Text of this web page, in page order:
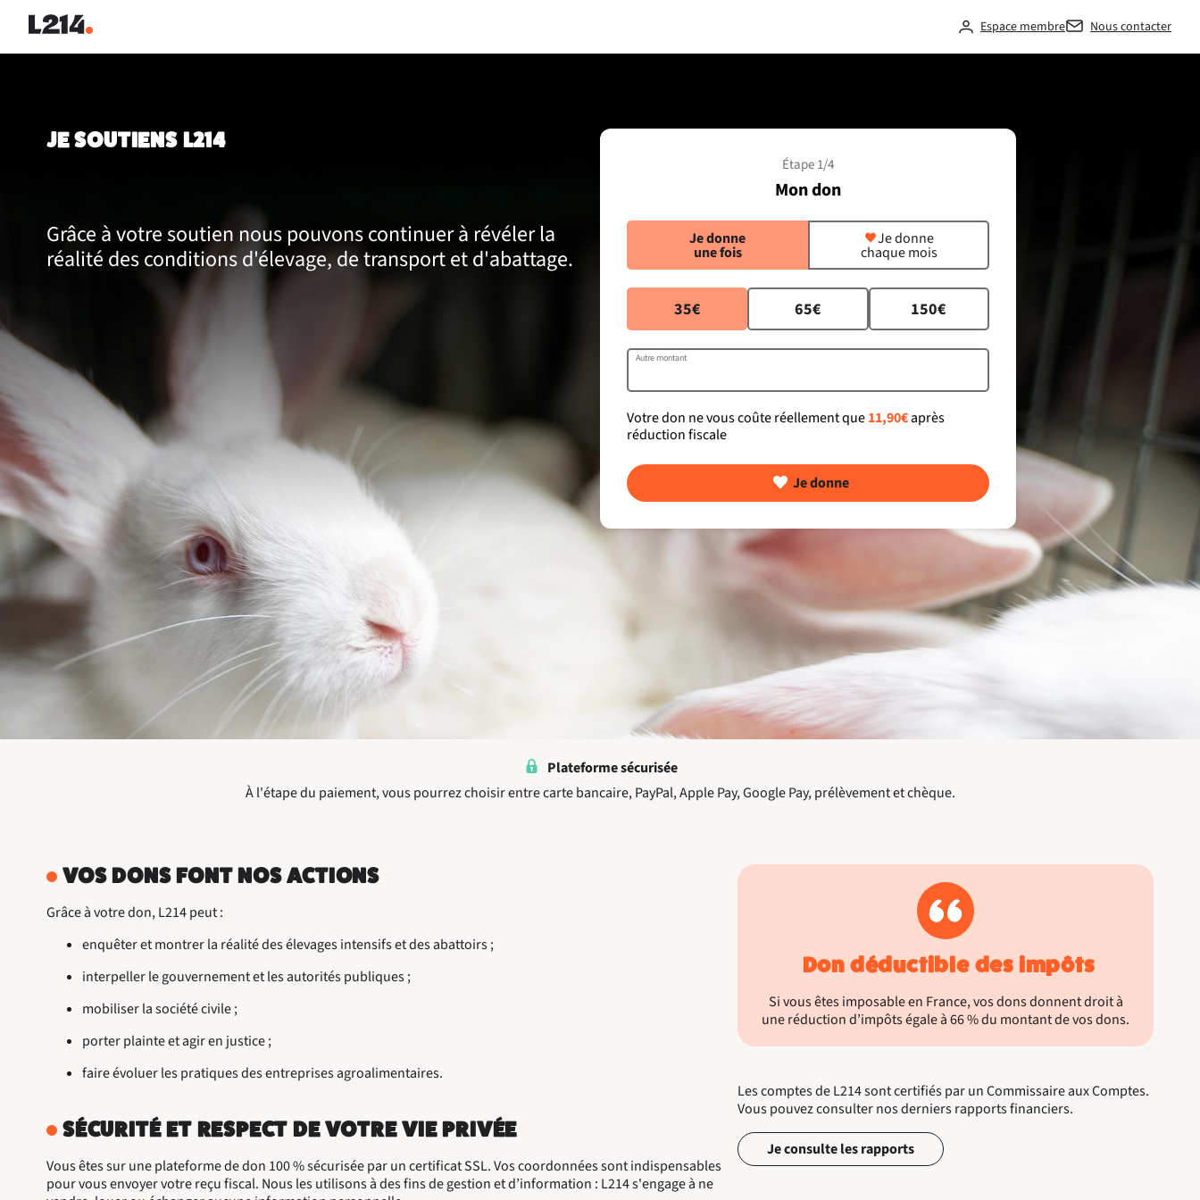
Espace membre Nous contacter
JE SOUTIENS L214
Grâce à votre soutien nous pouvons continuer à révéler la
réalité des conditions d'élevage, de transport et d'abattage.
Mon don
Étape 1/4
Je donne
une fois
Je donne
chaque mois
35€ 65€ 150€
Autre montant
Votre don ne vous coûte réellement que11,90€après
réduction fiscale
Je donne
Plateforme sécurisée
À l'étape du paiement, vous pourrez choisir entre carte bancaire, PayPal, Apple Pay, Google Pay, prélèvement et chèque.
VOS DONS FONT NOS ACTIONS
Grâce à votre don, L214 peut :
enquêter et montrer la réalité des élevages intensifs et des abattoirs ;
interpeller le gouvernement et les autorités publiques ;
mobiliser la société civile ;
porter plainte et agir en justice ;
faire évoluer les pratiques des entreprises agroalimentaires.
SÉCURITÉ ET RESPECT DE VOTRE VIE PRIVÉE
Vous êtes sur une plateforme de don 100 % sécurisée par un certificat SSL. Vos coordonnées sont indispensables
pour vous envoyer votre reçu fiscal. Nous les utilisons à des fins de gestion et d’information : L214 s'engage à ne
Don déductible des impôts
Si vous êtes imposable en France, vos dons donnent droit à
une réduction d’impôts égale à 66 % du montant de vos dons.
Les comptes de L214 sont certifiés par un Commissaire aux Comptes.
Vous pouvez consulter nos derniers rapports financiers.
Je consulte les rapports